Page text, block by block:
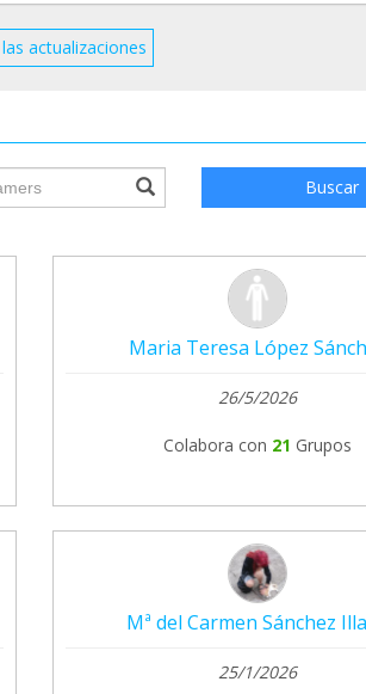
propensos a tener infecciones y
pedimos ayuda para no tener q
actualizaciones
Buscar
Maria Teresa López
26/5/2026
Colabora con 21 Grupos
Mª del Carmen Sánchez
25/1/2026